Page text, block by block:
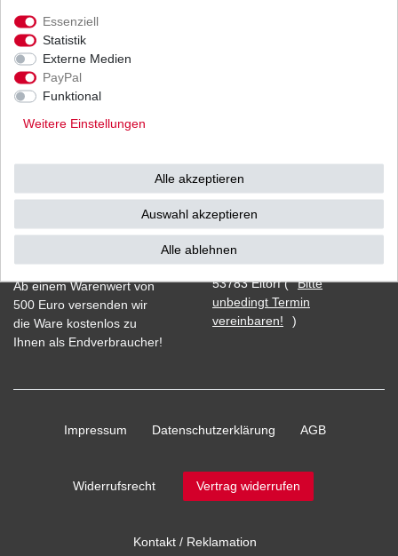
Ab einem Warenwert von
500 Euro versenden wir
die Ware kostenlos zu
Ihnen als Endverbraucher!
Vorkasse
Barzahlung bei Abholung in
53783 Eitorf (
Bitte
unbedingt Termin
vereinbaren!
)
Impressum Daten­schutz­erklärung AGB
Widerrufs­recht Vertrag widerrufen
Kontakt / Reklamation
Essenziell
Statistik
Externe Medien
PayPal
Funktional
Weitere Einstellungen
Alle akzeptieren
Auswahl akzeptieren
Alle ablehnen